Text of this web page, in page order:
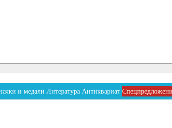
и медали Литература Антиквариат